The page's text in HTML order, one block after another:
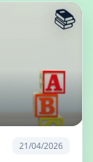
📚
21/04/2026